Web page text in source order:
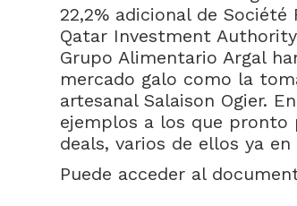
22,2% adicional de Société
Qatar Investment
Grupo Alimentario Argal
mercado galo como la
artesanal Salaison Ogier.
ejemplos a los que pronto
deals, varios de ellos ya en
Puede acceder al